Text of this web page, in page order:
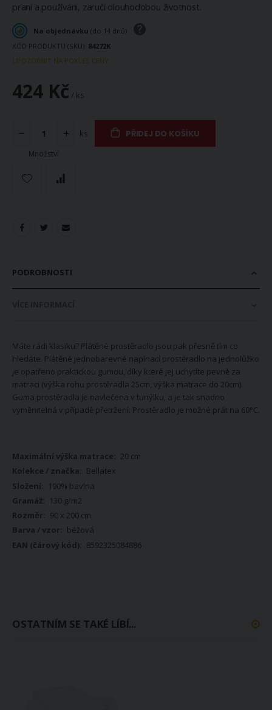
praní a používání, zaručí dlouhodobou životnost.
Na objednávku (do 14 dnů)
KÓD PRODUKTU (SKU) 84272K
UPOZORNIT NA POKLES CENY
424 Kč / ks
Množství
ks PŘIDEJ DO KOŠÍKU
PODROBNOSTI
Máte rádi klasiku? Plátěné prostěradlo jsou pak přesně tím co
hledáte. Plátěné jednobarevné napínací prostěradlo na jednolůžko
je opatřeno praktickou gumou, díky které jej uchytíte pevně za
matraci (výška rohu prostěradla 25cm, výška matrace do 20cm).
Guma prostěradla je navlečena v tunýlku, a je tak snadno
vyměnitelná v případě přetržení. Prostěradlo je možné prát na 60°C.
Více
informací
20 cm
Bellatex
100% bavlna
130 g/m2
90 x 200 cm
béžová
8592325084886
OSTATNÍM SE TAKÉ LÍBÍ...